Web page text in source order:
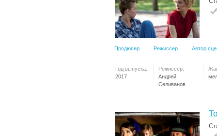
Продюсер Режиссер Автор
Год выпуска:
2017
Режиссер:
Андрей
Селиванов